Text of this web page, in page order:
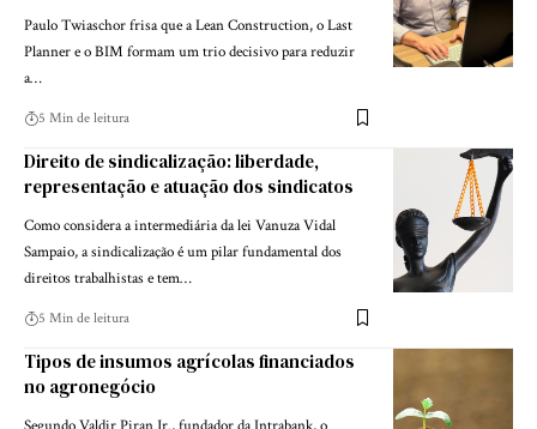
Paulo Twiaschor frisa que a Lean Construction, o Last
Planner e o BIM formam um trio decisivo para reduzir
a…
5 Min de leitura
Direito de sindicalização: liberdade,
representação e atuação dos sindicatos
Como considera a intermediária da lei Vanuza Vidal
Sampaio, a sindicalização é um pilar fundamental dos
direitos trabalhistas e tem…
5 Min de leitura
Tipos de insumos agrícolas financiados
no agronegócio